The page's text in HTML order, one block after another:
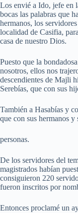
Los envié a Ido, jefe en
bocas las palabras que
hermanos, los
localidad de Casifia,
casa de nuestro Dios.
Puesto que la
nosotros, ellos nos
descendientes de Majli
Serebías, que con sus
También a Hasabías y
que con sus hermanos y
personas.
De los servidores del
magistrados habían
consiguieron 220
fueron inscritos por
Entonces proclamé un